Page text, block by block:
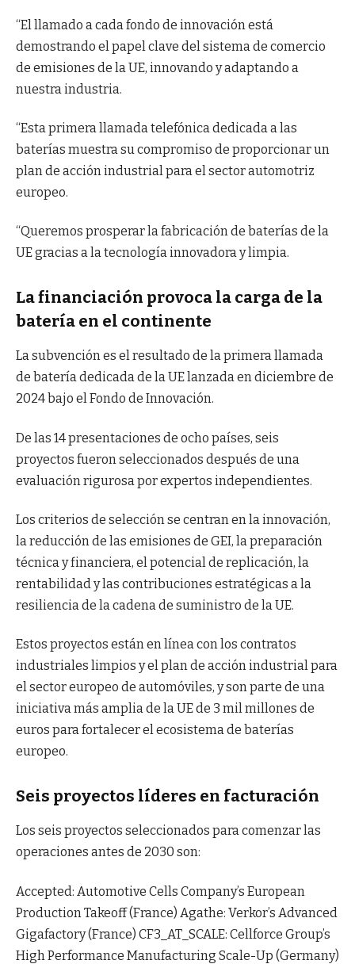
“El llamado a cada fondo de innovación está
demostrando el papel clave del sistema de comercio
de emisiones de la UE, innovando y adaptando a
nuestra industria.
“Esta primera llamada telefónica dedicada a las
baterías muestra su compromiso de proporcionar un
plan de acción industrial para el sector automotriz
europeo.
“Queremos prosperar la fabricación de baterías de la
UE gracias a la tecnología innovadora y limpia.
La financiación provoca la carga de la
batería en el continente
La subvención es el resultado de la primera llamada
de batería dedicada de la UE lanzada en diciembre de
2024 bajo el Fondo de Innovación.
De las 14 presentaciones de ocho países, seis
proyectos fueron seleccionados después de una
evaluación rigurosa por expertos independientes.
Los criterios de selección se centran en la innovación,
la reducción de las emisiones de GEI, la preparación
técnica y financiera, el potencial de replicación, la
rentabilidad y las contribuciones estratégicas a la
resiliencia de la cadena de suministro de la UE.
Estos proyectos están en línea con los contratos
industriales limpios y el plan de acción industrial para
el sector europeo de automóviles, y son parte de una
iniciativa más amplia de la UE de 3 mil millones de
euros para fortalecer el ecosistema de baterías
europeo.
Seis proyectos líderes en facturación
Los seis proyectos seleccionados para comenzar las
operaciones antes de 2030 son:
Accepted: Automotive Cells Company’s European
Production Takeoff (France) Agathe: Verkor’s Advanced
Gigafactory (France) CF3_AT_SCALE: Cellforce Group’s
High Performance Manufacturing Scale-Up (Germany)